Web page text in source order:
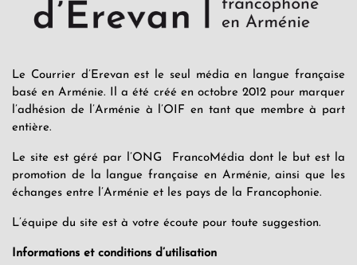
Le Courrier d’Erevan est le seul média en langue française
basé en Arménie. Il a été créé en octobre 2012 pour marquer
l’adhésion de l’Arménie à l’OIF en tant que membre à part
entière.
Le site est géré par l’ONG FrancoMédia dont le but est la
promotion de la langue française en Arménie, ainsi que les
échanges entre l’Arménie et les pays de la Francophonie.
L’équipe du site est à votre écoute pour toute suggestion.
Informations et conditions d’utilisation